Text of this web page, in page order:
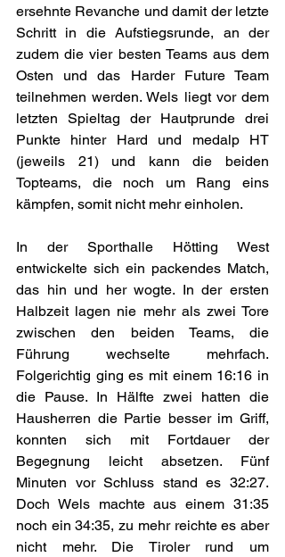
ersehnte Revanche und damit der letzte
Schritt in die Aufstiegsrunde, an der
zudem die vier besten Teams aus dem
Osten und das Harder Future Team
teilnehmen werden. Wels liegt vor dem
letzten Spieltag der Hautprunde drei
Punkte hinter Hard und medalp HT
(jeweils 21) und kann die beiden
Topteams, die noch um Rang eins
kämpfen, somit nicht mehr einholen.
In der Sporthalle Hötting West
entwickelte sich ein packendes Match,
das hin und her wogte. In der ersten
Halbzeit lagen nie mehr als zwei Tore
zwischen den beiden Teams, die
Führung wechselte mehrfach.
Folgerichtig ging es mit einem 16:16 in
die Pause. In Hälfte zwei hatten die
Hausherren die Partie besser im Griff,
konnten sich mit Fortdauer der
Begegnung leicht absetzen. Fünf
Minuten vor Schluss stand es 32:27.
Doch Wels machte aus einem 31:35
noch ein 34:35, zu mehr reichte es aber
nicht mehr. Die Tiroler rund um